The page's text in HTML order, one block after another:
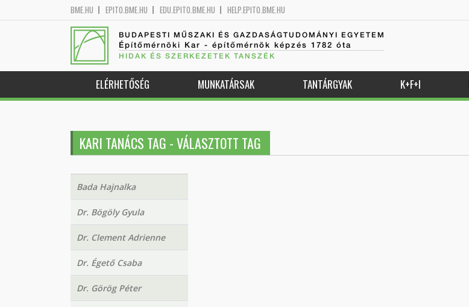
BME.HU EPITO.BME.HU EDU.EPITO.BME.HU HELP.EPITO.BME.HU
BUDAPESTI MŰSZAKI ÉS GAZDASÁGTUDOMÁNYI EGYETEM
Építőmérnöki Kar - építőmérnök képzés 1782 óta
HIDAK ÉS SZERKEZETEK TANSZÉK
ELÉRHETŐSÉG MUNKATÁRSAK TANTÁRGYAK K+F+I
KARI TANÁCS TAG - VÁLASZTOTT TAG
Bada Hajnalka
Dr. Bögöly Gyula
Dr. Clement Adrienne
Dr. Égető Csaba
Dr. Görög Péter